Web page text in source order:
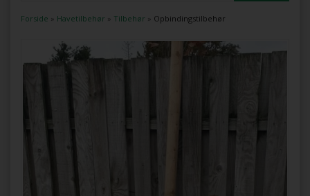
Forside » Havetilbehør » Tilbehør » Opbindingstilbehør